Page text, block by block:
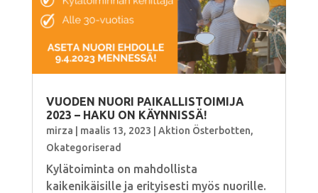
VUODEN NUORI PAIKALLISTOIMIJA
2023 – HAKU ON KÄYNNISSÄ!
mirza | maalis 13, 2023 | Aktion Österbotten,
Okategoriserad
Kylätoiminta on mahdollista
kaikenikäisille ja erityisesti myös nuorille.